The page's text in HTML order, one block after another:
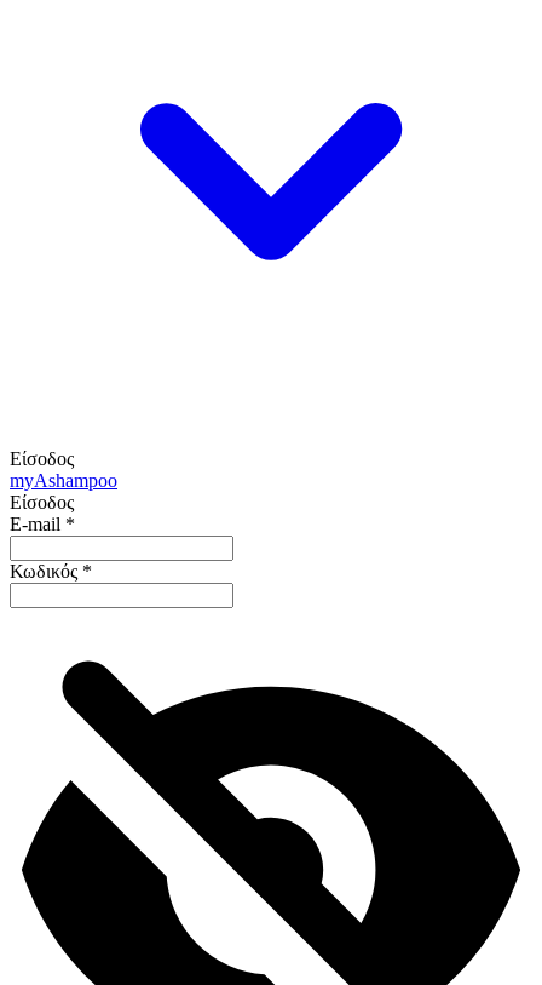
Είσοδος
myAshampoo
Είσοδος
E-mail *
Κωδικός *